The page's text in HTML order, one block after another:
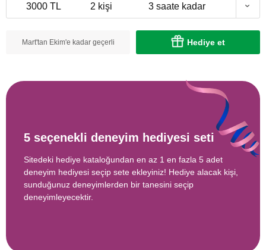
3000 TL 2 kişi 3 saate kadar
Mart'tan Ekim'e kadar geçerli Hediye et
5 seçenekli deneyim hediyesi seti
Sitedeki hediye kataloğundan en az 1 en fazla 5 adet
deneyim hediyesi seçip sete ekleyiniz! Hediye alacak kişi,
sunduğunuz deneyimlerden bir tanesini seçip
deneyimleyecektir.